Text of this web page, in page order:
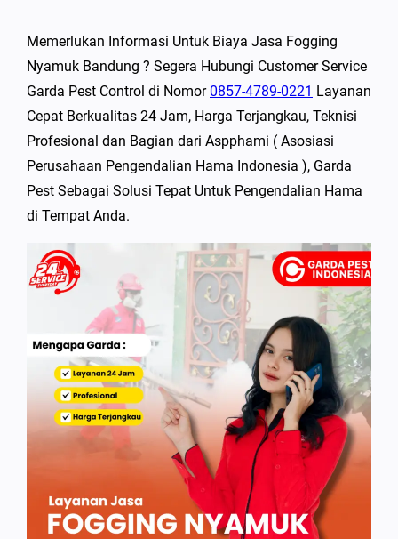
Memerlukan Informasi Untuk Biaya Jasa Fogging
Nyamuk Bandung ? Segera Hubungi Customer Service
Garda Pest Control di Nomor0857-4789-0221 Layanan
Cepat Berkualitas 24 Jam, Harga Terjangkau, Teknisi
Profesional dan Bagian dari Aspphami ( Asosiasi
Perusahaan Pengendalian Hama Indonesia ), Garda
Pest Sebagai Solusi Tepat Untuk Pengendalian Hama
di Tempat Anda.